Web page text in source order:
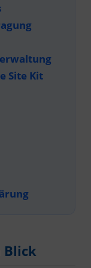
Site Kit
Blick